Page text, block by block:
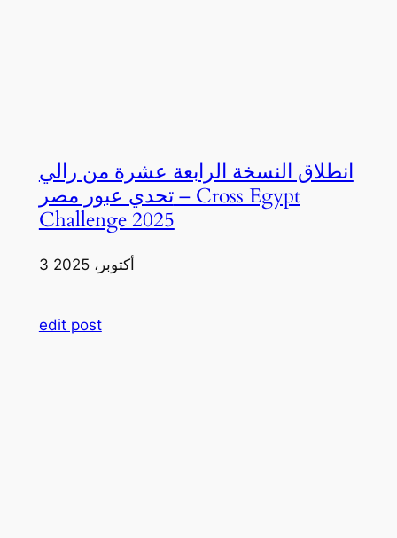
انطلاق النسخة الرابعة عشرة من رالي
تحدي عبور مصر – Cross Egypt
Challenge 2025
3 أكتوبر، 2025
edit post